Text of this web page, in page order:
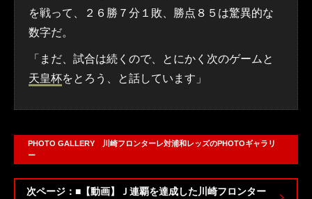
を戦って、２６勝７分１敗、勝点８５は驚異的な
数字だ。
「まだ、試合は続くので、とにかく次のゲームと
天皇杯をとろう、と話しています」
PHOTO GALLERY 川崎フロンターレ対浦和レッズのPHOTOギャラリ
ー
次ページ：■【動画】Ｊ連覇を達成した川崎フロンター